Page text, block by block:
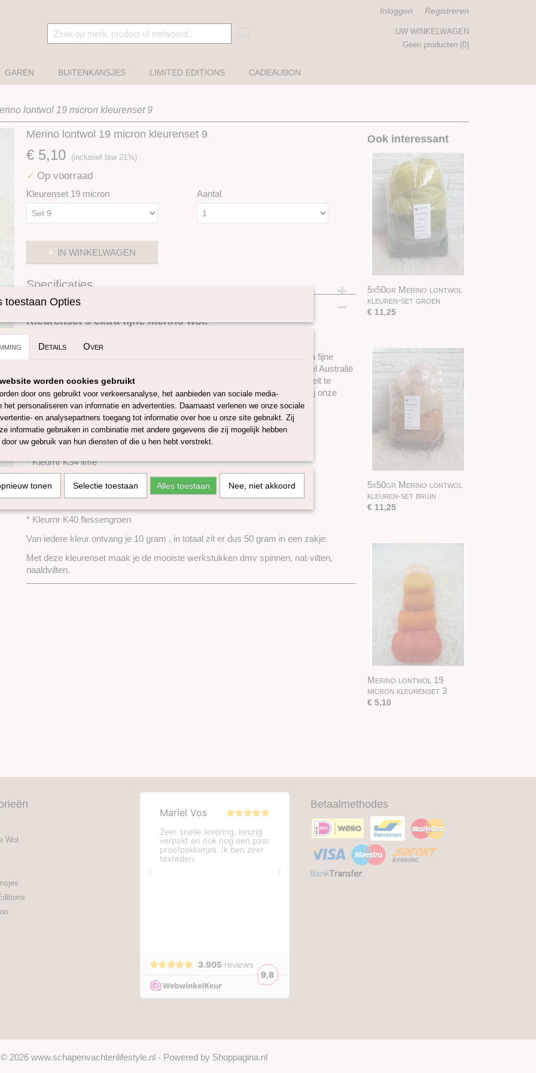
Inloggen Registreren
UW WINKELWAGEN
Geen producten (0)
GAREN BUITENKANSJES LIMITED EDITIONS CADEAUBON
lontwol 19 micron kleurenset 9
Merino lontwol 19 micron kleurenset 9
€ 5,10 (inclusief btw 21%)
✓ Op voorraad
Kleurenset 19 micron Aantal
IN WINKELWAGEN
Specificaties
Productcode
Omschrijving
Kleurenset 9 extra fijne merino wol.
Deze set bestaat uit 5 x 10 gram van verschillende kleuren van onze extra fijne
merino lontwol van 19 mic, de wol is mulesing-vrij en is afkomstig uit zowel Australië
als Zuid-Amerika en zijn zorgvuldig geselecteerd om een ​​constante kwaliteit te
garanderen. Het verven voldoet aan Oeko-Tex Standard 100 en gebeurt bij onze
leverancier welke gecertificeerd is met het GOTS 5.0 en GRS certificaat.
De kleuren van deze set zijn met grote zorg bepaald en bestaat uit :
* Kleurnr K33 mint
* Kleurnr K34 lime
* Kleurnr K35 helder-groen
* Kleurnr K36 grasgroen
* Kleurnr K40 flessengroen
Van iedere kleur ontvang je 10 gram , in totaal zit er dus 50 gram in een zakje.
Met deze kleurenset maak je de mooiste werkstukken dmv spinnen, nat-vilten,
naaldvilten.
Ook interessant
5x50gr Merino lontwol
kleuren-set groen
€ 11,25
5x50gr Merino lontwol
kleuren-set bruin
€ 11,25
Merino lontwol 19
micron kleurenset 3
€ 5,10
Wol
Betaalmethodes
© 2026 www.schapenvachtenlifestyle.nl - Powered by Shoppagina.nl
toestaan Opties
Details Over
worden cookies gebruikt
door ons gebruikt voor verkeersanalyse, het aanbieden van sociale media-
het personaliseren van informatie en advertenties. Daarnaast verlenen we onze sociale
en analysepartners toegang tot informatie over hoe u onze site gebruikt. Zij
informatie gebruiken in combinatie met andere gegevens die zij mogelijk hebben
uw gebruik van hun diensten of die u hen hebt verstrekt.
tonen Selectie toestaan Alles toestaan Nee, niet akkoord